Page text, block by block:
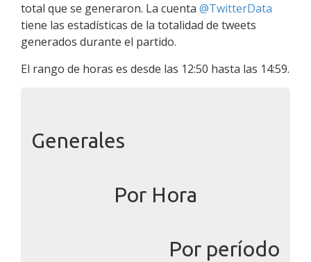
total que se generaron. La cuenta @TwitterData
tiene las estadísticas de la totalidad de tweets
generados durante el partido.
El rango de horas es desde las 12:50 hasta las 14:59.
Generales
Por Hora
Por período